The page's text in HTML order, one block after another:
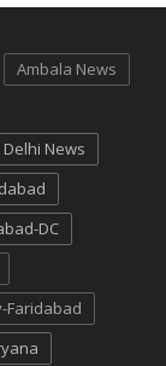
Ambala News
Delhi News
DC
Faridabad